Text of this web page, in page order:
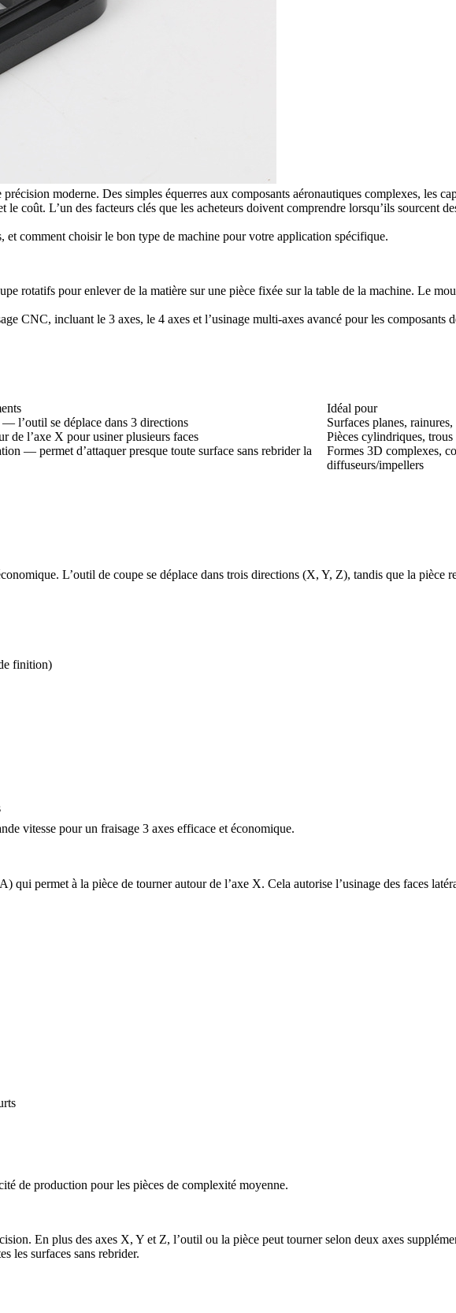
moderne. Des simples équerres aux composants aéronautiques complexes, les
coût. L’un des facteurs clés que les acheteurs doivent comprendre lorsqu’ils sourcent
comment choisir le bon type de machine pour votre application spécifique.
rotatifs pour enlever de la matière sur une pièce fixée sur la table de la machine. Le
CNC, incluant le 3 axes, le 4 axes et l’usinage multi-axes avancé pour les composants
Idéal pour
— l’outil se déplace dans 3 directions
Surfaces planes, rainures,
de l’axe X pour usiner plusieurs faces
Pièces cylindriques, trous
— permet d’attaquer presque toute surface sans rebrider la
Formes 3D complexes,
diffuseurs/impellers
L’outil de coupe se déplace dans trois directions (X, Y, Z), tandis que la pièce
finition)
vitesse pour un fraisage 3 axes efficace et économique.
permet à la pièce de tourner autour de l’axe X. Cela autorise l’usinage des faces
de production pour les pièces de complexité moyenne.
En plus des axes X, Y et Z, l’outil ou la pièce peut tourner selon deux axes
les surfaces sans rebrider.